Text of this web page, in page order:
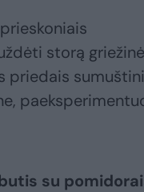
storą
priedais
su